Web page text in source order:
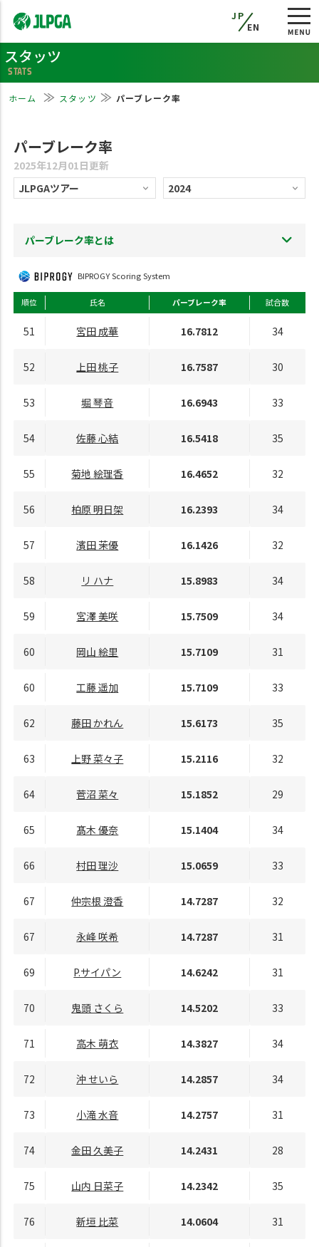
JP
EN
スタッツ
STATS
ホーム スタッツ パーブレーク率
パーブレーク率
2025年12月01日更新
パーブレーク率とは
BIPROGY Scoring System
順位 氏名 パーブレーク率 試合数
51 宮田 成華 16.7812 34
52 上田 桃子 16.7587 30
53 堀 琴音 16.6943 33
54 佐藤 心結 16.5418 35
55 菊地 絵理香 16.4652 32
56 柏原 明日架 16.2393 34
57 濱田 茉優 16.1426 32
58 リ ハナ 15.8983 34
59 宮澤 美咲 15.7509 34
60 岡山 絵里 15.7109 31
60 工藤 遥加 15.7109 33
62 藤田 かれん 15.6173 35
63 上野 菜々子 15.2116 32
64 菅沼 菜々 15.1852 29
65 髙木 優奈 15.1404 34
66 村田 理沙 15.0659 33
67 仲宗根 澄香 14.7287 32
67 永峰 咲希 14.7287 31
69 P.サイパン 14.6242 31
70 鬼頭 さくら 14.5202 33
71 高木 萌衣 14.3827 34
72 沖 せいら 14.2857 34
73 小滝 水音 14.2757 31
74 金田 久美子 14.2431 28
75 山内 日菜子 14.2342 35
76 新垣 比菜 14.0604 31